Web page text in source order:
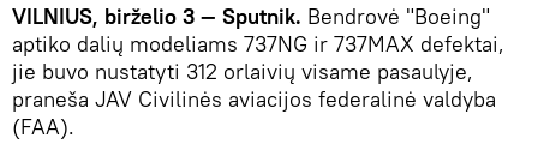
VILNIUS, birželio 3 — Sputnik. Bendrovė "Boeing"
aptiko dalių modeliams 737NG ir 737MAX defektai,
jie buvo nustatyti 312 orlaivių visame pasaulyje,
praneša JAV Civilinės aviacijos federalinė valdyba
(FAA).